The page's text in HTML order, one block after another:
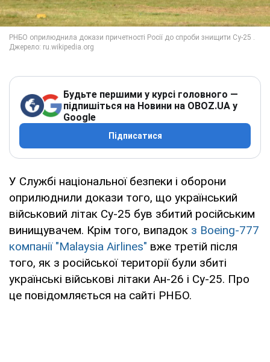
Будьте першими у курсі головного —
підпишіться на Новини на OBOZ.UA у
Google
Підписатися
У Службі національної безпеки і оборони
оприлюднили докази того, що український
військовий літак Су-25 був збитий російським
винищувачем. Крім того, випадок з Boeing-777
компанії "Malaysia Airlines" вже третій після
того, як з російської території були збиті
українські військові літаки Ан-26 і Су-25. Про
це повідомляється на сайті РНБО.